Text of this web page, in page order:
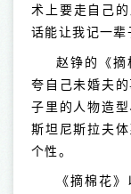
术上要走自己
话能让我记
赵铮的《摘
夸自己未婚夫
子里的人物造
斯坦尼斯拉夫
个性。
《摘棉花